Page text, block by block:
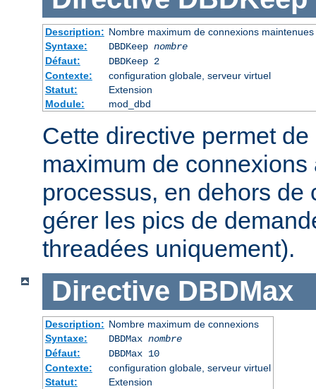
Description: Nombre maximum de connexions maintenues
Syntaxe:
DBDKeep nombre
Défaut:
DBDKeep 2
Contexte:
configuration globale, serveur virtuel
Statut:
Extension
Module:
mod_dbd
Cette directive permet
maximum de
processus, en dehors de
gérer les pics de
threadées uniquement).
Directive DBDMax
Description: Nombre maximum de connexions
Syntaxe:
DBDMax nombre
Défaut:
DBDMax 10
Contexte:
configuration globale, serveur virtuel
Statut:
Extension